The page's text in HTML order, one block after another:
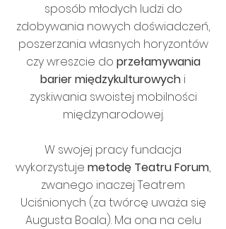
sposób młodych ludzi do
zdobywania nowych doświadczeń,
poszerzania własnych horyzontów
czy wreszcie do przełamywania
barier międzykulturowych i
zyskiwania swoistej mobilności
międzynarodowej.
W swojej pracy fundacja
wykorzystuje metodę Teatru Forum,
zwanego inaczej Teatrem
Uciśnionych (za twórcę uważa się
Augusta Boala). Ma ona na celu